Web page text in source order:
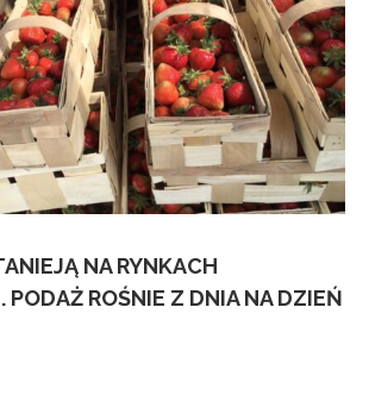
NA RYNKACH
PODAŻ ROŚNIE Z DNIA NA DZIEŃ